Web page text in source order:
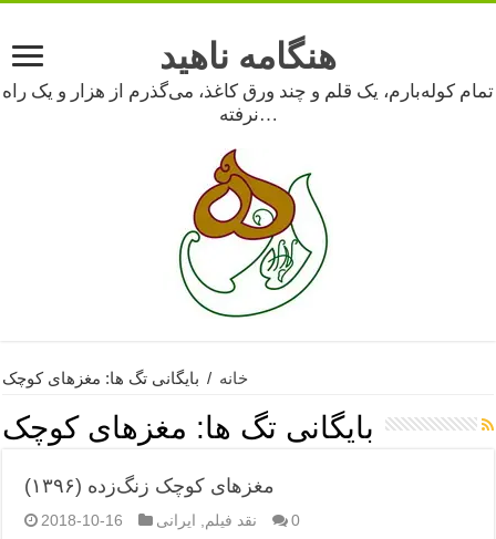
هنگامه ناهید
تمام کوله‌بارم، یک قلم و چند ورق کاغذ، می‌گذرم از هزار و یک راه
نرفته…
خانه / بایگانی تگ ها: مغزهای کوچک
بایگانی تگ ها: مغزهای کوچک
مغزهای کوچک زنگ‌زده (۱۳۹۶)
2018-10-16 نقد فیلم ایرانی 0